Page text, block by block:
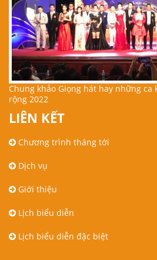
Chung khảo Giọng hát hay những ca
rộng 2022
LIÊN KẾT
Chương trình tháng tới
Dịch vụ
Giới thiệu
Lịch biểu diễn
Lịch biểu diễn đặc biệt